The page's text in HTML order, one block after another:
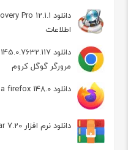
اطلاعات
مرورگر گوگل کروم
دانلود mozilla firefox 148.0 مرورگر موزیلا فایرفاکس
دانلود نرم افزار winrar 7.20 وین رار